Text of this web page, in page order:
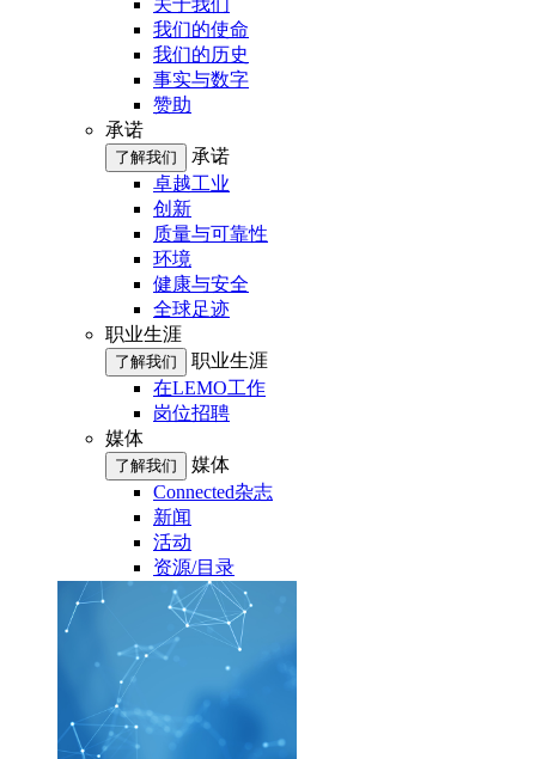
关于我们
我们的使命
我们的历史
事实与数字
赞助
承诺
了解我们
承诺
卓越工业
创新
质量与可靠性
环境
健康与安全
全球足迹
职业生涯
了解我们
职业生涯
在LEMO工作
岗位招聘
媒体
了解我们
媒体
Connected杂志
新闻
活动
资源/目录